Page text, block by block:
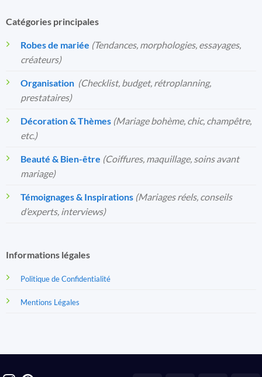
Catégories principales
Robes de mariée (Tendances, morphologies, essayages,
créateurs)
Organisation️ (Checklist, budget, rétroplanning,
prestataires)
Décoration & Thèmes (Mariage bohème, chic, champêtre,
etc.)
Beauté & Bien-être (Coiffures, maquillage, soins avant
mariage)
Témoignages & Inspirations (Mariages réels, conseils
d’experts, interviews)
Informations légales
Politique de Confidentialité
Mentions Légales